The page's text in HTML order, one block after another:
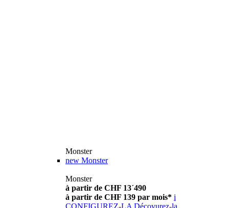
Monster
new Monster
Monster
à partir de CHF 13´490
à partir de CHF 139 par mois* i
CONFIGUREZ-LA Décovurez-la